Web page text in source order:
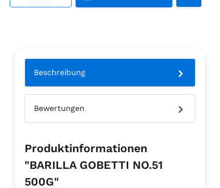
Beschreibung
Bewertungen
Produktinformationen
"BARILLA GOBETTI NO.51
500G"